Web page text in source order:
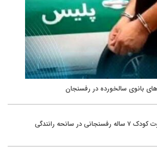
بانوی سالخورده در رفسنجان
ساله رفسنجانی در سانحه رانندگی